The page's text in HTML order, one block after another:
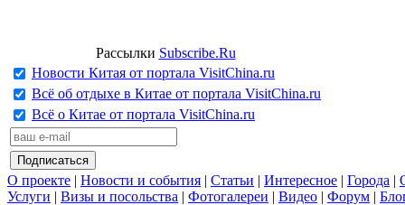
Рассылки Subscribe.Ru
Новости Китая от портала VisitChina.ru
Всё об отдыхе в Китае от портала VisitChina.ru
Всё о Китае от портала VisitChina.ru
О проекте | Новости и события | Статьи | Интересное | Города |
Услуги | Визы и посольства | Фотогалереи | Видео | Форум |